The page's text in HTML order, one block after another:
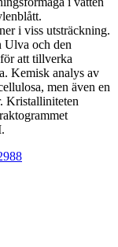
i viss utsträckning.
Ulva och den
att tillverka
Kemisk analys av
men även en
Kristalliniteten